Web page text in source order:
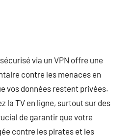
via un VPN offre une
contre les menaces en
vos données restent privées.
la TV en ligne, surtout sur des
de garantir que votre
contre les pirates et les